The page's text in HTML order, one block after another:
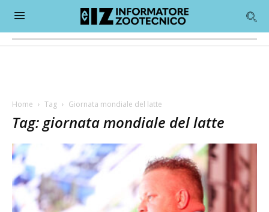
Home Tag Giornata mondiale del latte
Tag: giornata mondiale del latte